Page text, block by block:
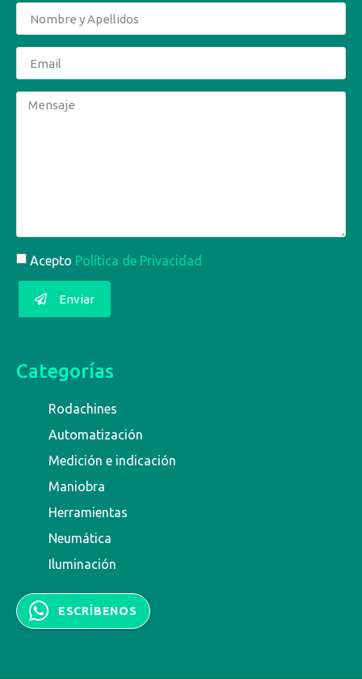
Acepto Política de Privacidad
Enviar
Categorías
Rodachines
Automatización
Medición e indicación
Maniobra
Herramientas
Neumática
Iluminación
ESCRÍBENOS